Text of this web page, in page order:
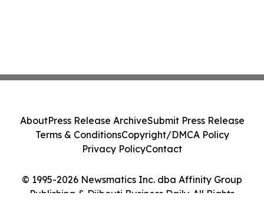
© 1995-2026 Newsmatics Inc. dba Affinity Group
Publishing & Djibouti Business Daily. All Rights
AboutPress Release ArchiveSubmit Press Release
Terms & ConditionsCopyright/DMCA Policy
Privacy PolicyContact